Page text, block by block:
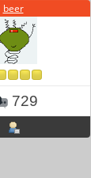
beer
729